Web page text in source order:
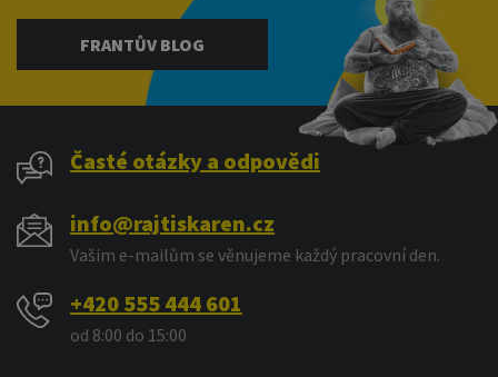
FRANTŮV BLOG
Časté otázky a odpovědi
info@rajtiskaren.cz
Vašim e-mailům se věnujeme každý pracovní den.
+420 555 444 601
od 8:00 do 15:00